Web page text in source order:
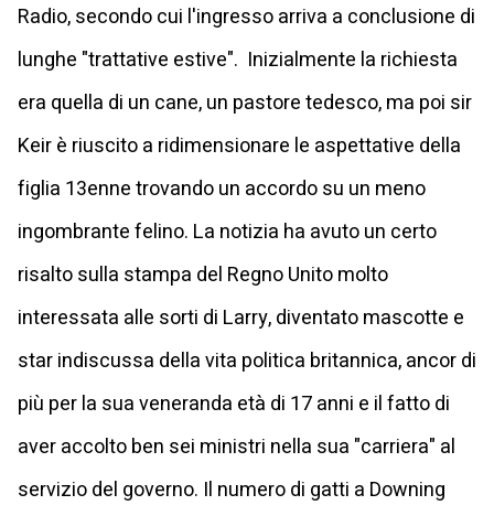
Radio, secondo cui l'ingresso arriva a conclusione di
lunghe "trattative estive". Inizialmente la richiesta
era quella di un cane, un pastore tedesco, ma poi sir
Keir è riuscito a ridimensionare le aspettative della
figlia 13enne trovando un accordo su un meno
ingombrante felino. La notizia ha avuto un certo
risalto sulla stampa del Regno Unito molto
interessata alle sorti di Larry, diventato mascotte e
star indiscussa della vita politica britannica, ancor di
più per la sua veneranda età di 17 anni e il fatto di
aver accolto ben sei ministri nella sua "carriera" al
servizio del governo. Il numero di gatti a Downing